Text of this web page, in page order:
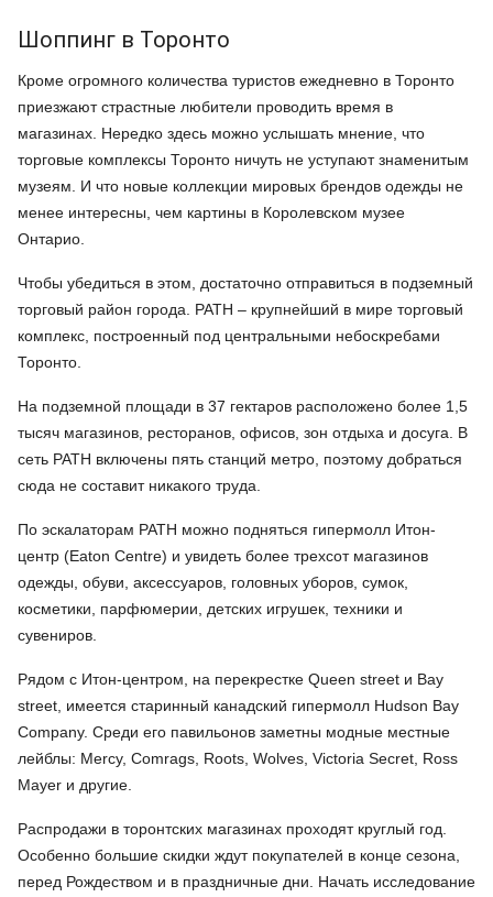
Шоппинг в Торонто
Кроме огромного количества туристов ежедневно в Торонто
приезжают страстные любители проводить время в
магазинах. Нередко здесь можно услышать мнение, что
торговые комплексы Торонто ничуть не уступают знаменитым
музеям. И что новые коллекции мировых брендов одежды не
менее интересны, чем картины в Королевском музее
Онтарио.
Чтобы убедиться в этом, достаточно отправиться в подземный
торговый район города. РАТН – крупнейший в мире торговый
комплекс, построенный под центральными небоскребами
Торонто.
На подземной площади в 37 гектаров расположено более 1,5
тысяч магазинов, ресторанов, офисов, зон отдыха и досуга. В
сеть РАТН включены пять станций метро, поэтому добраться
сюда не составит никакого труда.
По эскалаторам РАТН можно подняться гипермолл Итон-
центр (Eaton Centre) и увидеть более трехсот магазинов
одежды, обуви, аксессуаров, головных уборов, сумок,
косметики, парфюмерии, детских игрушек, техники и
сувениров.
Рядом с Итон-центром, на перекрестке Queen street и Bay
street, имеется старинный канадский гипермолл Hudson Bay
Company. Среди его павильонов заметны модные местные
лейблы: Mercy, Comrags, Roots, Wolves, Victoria Secret, Ross
Mayer и другие.
Распродажи в торонтских магазинах проходят круглый год.
Особенно большие скидки ждут покупателей в конце сезона,
перед Рождеством и в праздничные дни. Начать исследование